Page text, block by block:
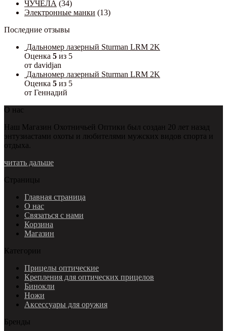
ЧУЧЕЛА (34)
Электронные манки (13)
Последние отзывы
Дальномер лазерный Sturman LRM 2K
Оценка 5 из 5
от davidjan
Дальномер лазерный Sturman LRM 2K
Оценка 5 из 5
от Геннадий
О нас
Наш Магазин Охотничьей Оптики был создан 20 лет назад
энтузиастами охоты и любителями мужских видов спорта и
отдыха.
читать дальше
Страницы
Главная страница
О нас
Связаться с нами
Корзина
Магазин
Категории
Прицелы оптические
Крепления для оптических прицелов
Бинокли
Ножи
Аксессуары для оружия
Бренды